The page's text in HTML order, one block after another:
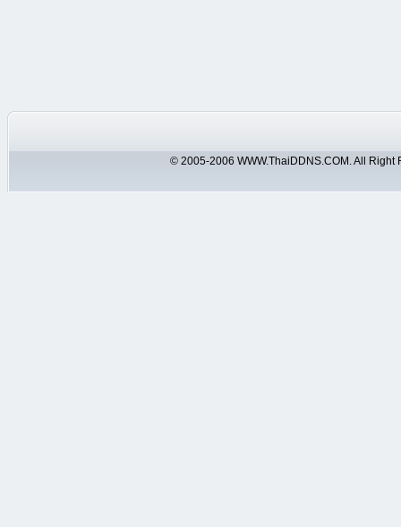
© 2005-2006 WWW.ThaiDDNS.COM. All Right